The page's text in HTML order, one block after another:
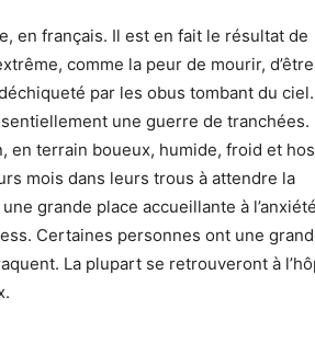
en français. Il est en fait le résultat de
comme la peur de mourir,
par les obus tombant du
une guerre de tranchées.
en terrain boueux, humide, froid et
mois dans leurs trous à attendre la
grande place accueillante à
Certaines personnes ont une
La plupart se retrouveront à